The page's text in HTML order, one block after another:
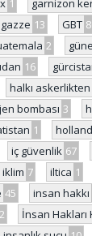
gazze 13 GBT
2
16
halkı
bombası 3
1
iç güvenlik 67
iklim 7 iltica 1
45 insan hakkı
2 İnsan Hakları